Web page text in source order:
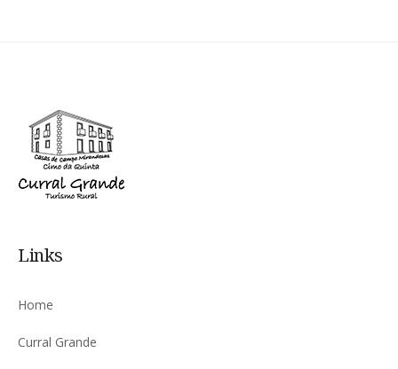
Links
Home
Curral Grande